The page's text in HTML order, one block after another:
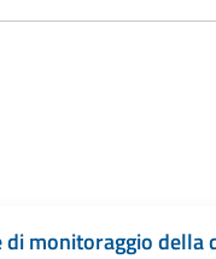
monitoraggio della